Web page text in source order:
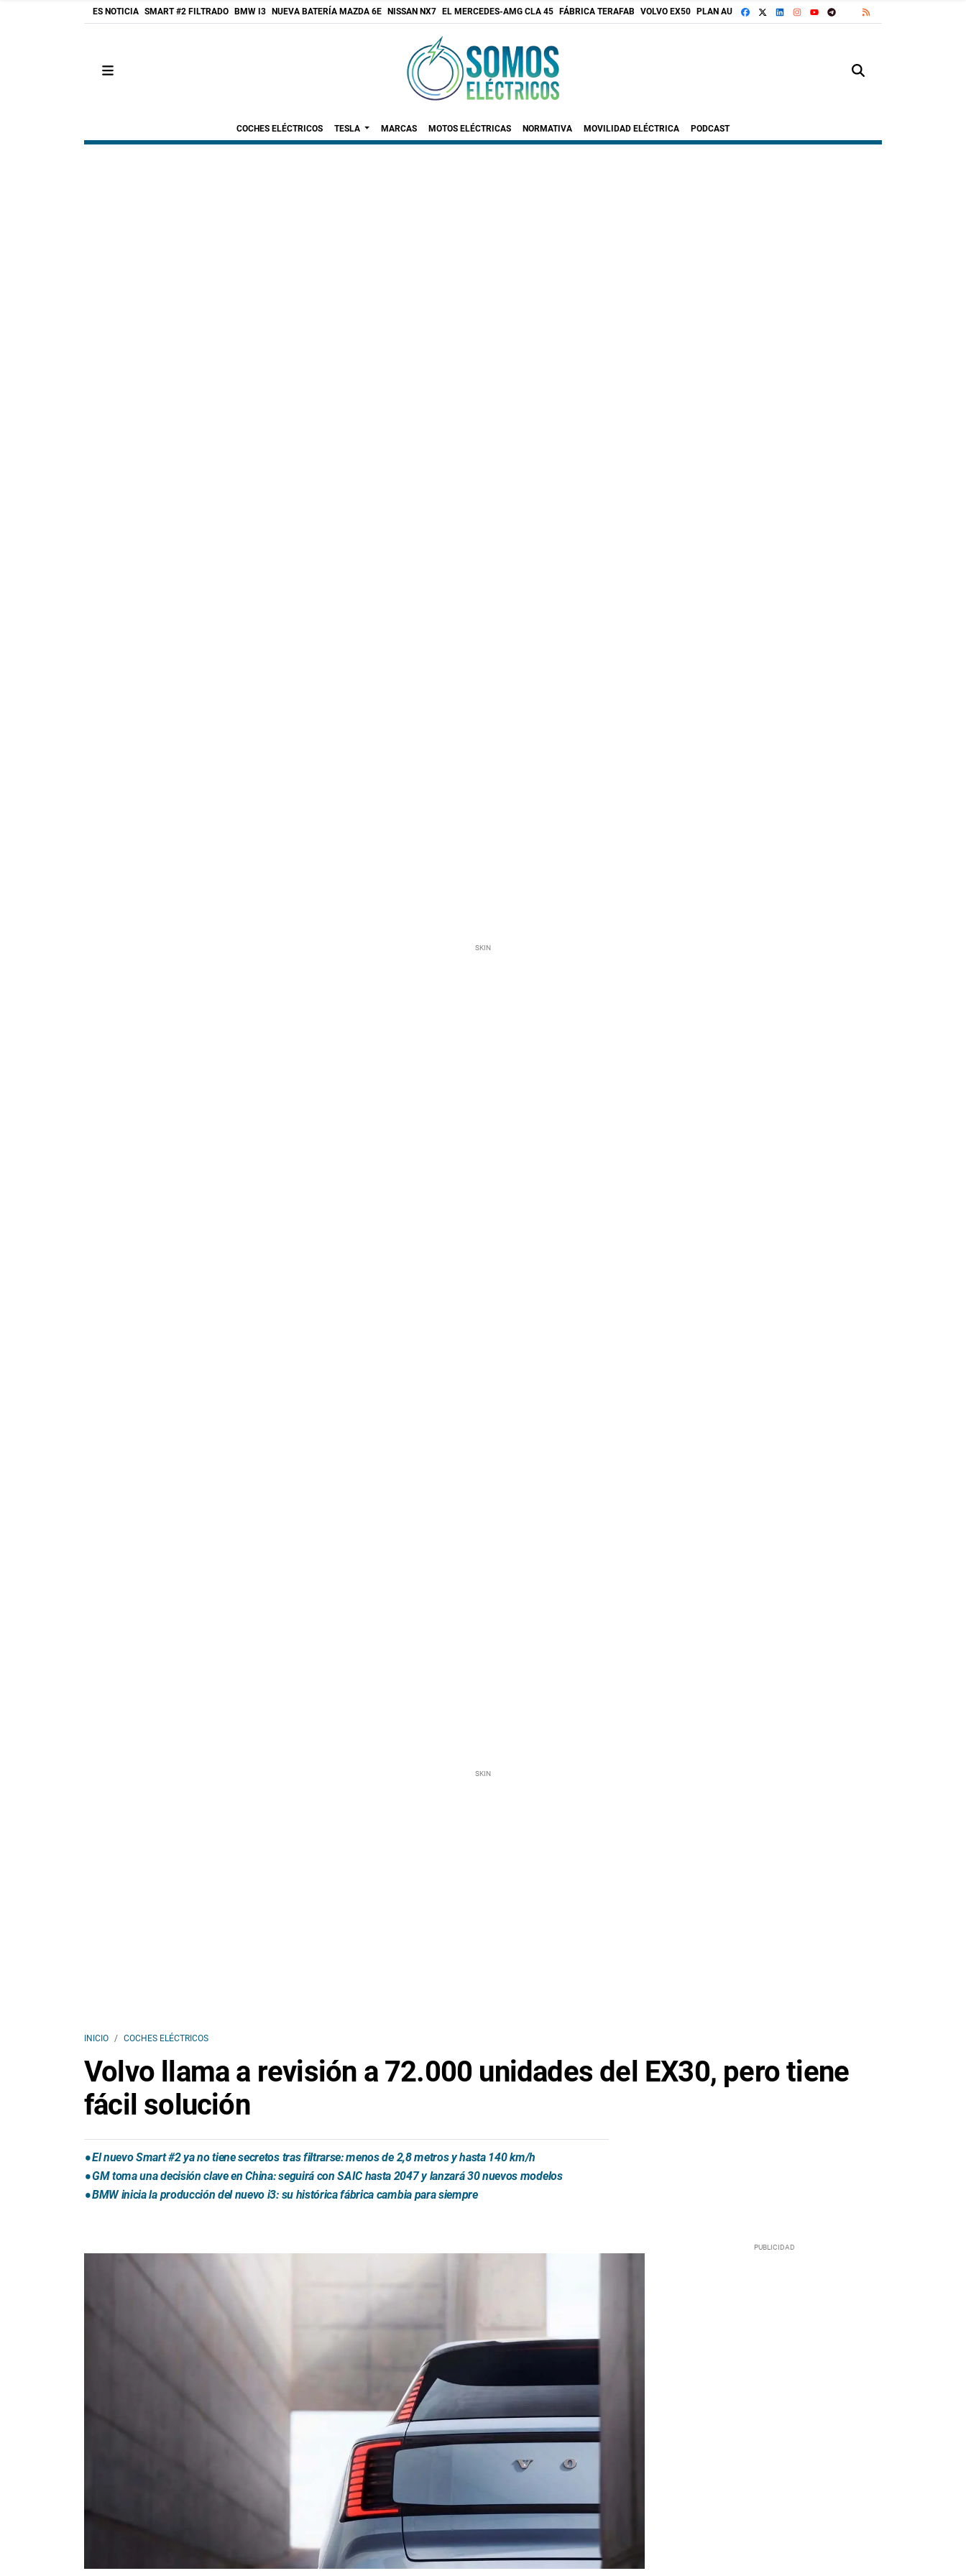
ES NOTICIA SMART #2 FILTRADO BMW I3 NUEVA BATERÍA MAZDA 6E NISSAN NX7 EL MERCEDES-AMG CLA 45 FÁBRICA TERAFAB VOLVO EX50 PLAN AUTO+FACEBOOKLINKEDININSTAGRAM
YOUTUBE
TELEGRAM
GOOGLE DISCOVER
COCHES ELÉCTRICOS TESLA MARCAS MOTOS ELÉCTRICAS NORMATIVA MOVILIDAD ELÉCTRICA PODCAST
INICIO COCHES ELÉCTRICOS
Volvo llama a revisión a 72.000 unidades del EX30, pero tiene
fácil solución
El nuevo Smart #2 ya no tiene secretos tras filtrarse: menos de 2,8 metros y hasta 140 km/h
GM toma una decisión clave en China: seguirá con SAIC hasta 2047 y lanzará 30 nuevos modelos
BMW inicia la producción del nuevo i3: su histórica fábrica cambia para siempre